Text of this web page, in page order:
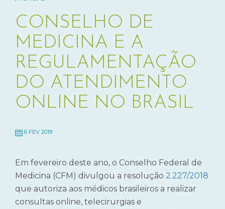
CONSELHO DE
MEDICINA E A
REGULAMENTAÇÃO
DO ATENDIMENTO
ONLINE NO BRASIL
6 FEV 2019
Em fevereiro deste ano, o Conselho Federal de
Medicina (CFM) divulgou a resolução 2.227/2018
que autoriza aos médicos brasileiros a realizar
consultas online, telecirurgias e